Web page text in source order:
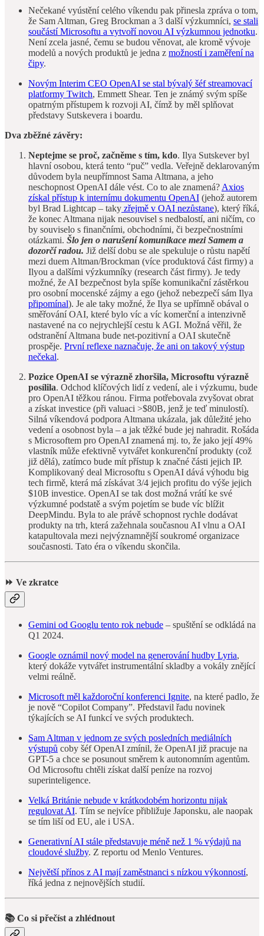
Nečekané vyústění celého víkendu pak přinesla zpráva o tom,
že Sam Altman, Greg Brockman a 3 další výzkumníci, se stali
součástí Microsoftu a vytvoří novou AI výzkumnou jednotku.
Není zcela jasné, čemu se budou věnovat, ale kromě vývoje
modelů a nových produktů je jedna z možností i zaměření na
čipy.
Novým Interim CEO OpenAI se stal bývalý šéf streamovací
platformy Twitch, Emmett Shear. Ten je známý svým spíše
opatrným přístupem k rozvoji AI, čímž by měl splňovat
představy Sutskevera i boardu.
Dva zběžné závěry:
Neptejme se proč, začněme s tím, kdo. Ilya Sutskever byl
hlavní osobou, která tento “puč” vedla. Veřejně deklarovaným
důvodem byla neupřímnost Sama Altmana, a jeho
neschopnost OpenAI dále vést. Co to ale znamená? Axios
získal přístup k internímu dokumentu OpenAI (jehož autorem
byl Brad Lightcap – taky zřejmě v OAI nezůstane), který říká,
že konec Altmana nijak nesouvisel s nedbalostí, ani ničím, co
by souviselo s finančními, obchodními, či bezpečnostními
otázkami. Šlo jen o narušení komunikace mezi Samem a
dozorčí radou. Již delší dobu se ale spekuluje o růstu napětí
mezi duem Altman/Brockman (více produktová část firmy) a
Ilyou a dalšími výzkumníky (research část firmy). Je tedy
možné, že AI bezpečnost byla spíše komunikační zástěrkou
pro osobní mocenské zájmy a ego (jehož nebezpečí sám Ilya
připomínal). Je ale taky možné, že Ilya se upřímně obával o
směřování OAI, které bylo víc a víc komerční a intenzivně
nastavené na co nejrychlejší cestu k AGI. Možná věřil, že
odstranění Altmana bude net-pozitivní a OAI skutečně
prospěje. První reflexe naznačuje, že ani on takový výstup
nečekal.
Pozice OpenAI se výrazně zhoršila, Microsoftu výrazně
posílila. Odchod klíčových lidí z vedení, ale i výzkumu, bude
pro OpenAI těžkou ránou. Firma potřebovala zvyšovat obrat
a získat investice (při valuaci >$80B, jenž je teď minulostí).
Silná víkendová podpora Altmana ukázala, jak důležité jeho
vedení a osobnost byla – a jak těžké bude jej nahradit. Rošáda
s Microsoftem pro OpenAI znamená mj. to, že jako její 49%
vlastník může efektivně vytvářet konkurenční produkty (což
již dělá), zatímco bude mít přístup k značné části jejich IP.
Komplikovaný deal Microsoftu s OpenAI dává výhodu big
tech firmě, která má získávat 3/4 jejich profitu do výše jejich
$10B investice. OpenAI se tak dost možná vrátí ke své
výzkumné podstatě a svým pojetím se bude víc blížit
DeepMindu. Byla to ale právě schopnost rychle dodávat
produkty na trh, která zažehnala současnou AI vlnu a OAI
katapultovala mezi nejvýznamnější soukromé organizace
současnosti. Tato éra o víkendu skončila.
⏩ Ve zkratce
Gemini od Googlu tento rok nebude – spuštění se odkládá na
Q1 2024.
Google oznámil nový model na generování hudby Lyria,
který dokáže vytvářet instrumentální skladby a vokály znějící
velmi reálně.
Microsoft měl každoroční konferenci Ignite, na které padlo, že
je nově “Copilot Company”. Představil řadu novinek
týkajících se AI funkcí ve svých produktech.
Sam Altman v jednom ze svých posledních mediálních
výstupů coby šéf OpenAI zmínil, že OpenAI již pracuje na
GPT-5 a chce se posunout směrem k autonomním agentům.
Od Microsoftu chtěli získat další peníze na rozvoj
superinteligence.
Velká Británie nebude v krátkodobém horizontu nijak
regulovat AI. Tím se nejvíce přibližuje Japonsku, ale naopak
se tím liší od EU, ale i USA.
Generativní AI stále představuje méně než 1 % výdajů na
cloudové služby. Z reportu od Menlo Ventures.
Největší přínos z AI mají zaměstnanci s nízkou výkonností,
říká jedna z nejnovějších studií.
📚 Co si přečíst a zhlédnout